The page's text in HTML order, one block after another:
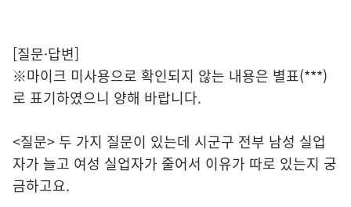
[질문·답변]
※마이크 미사용으로 확인되지 않는 내용은 별표(***)
로 표기하였으니 양해 바랍니다.
<질문> 두 가지 질문이 있는데 시군구 전부 남성 실업
자가 늘고 여성 실업자가 줄어서 이유가 따로 있는지 궁
금하고요.